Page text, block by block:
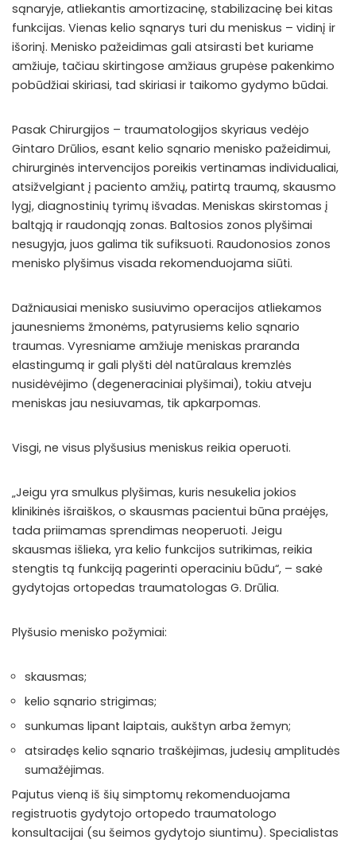
sąnaryje, atliekantis amortizacinę, stabilizacinę bei kitas
funkcijas. Vienas kelio sąnarys turi du meniskus – vidinį ir
išorinį. Menisko pažeidimas gali atsirasti bet kuriame
amžiuje, tačiau skirtingose amžiaus grupėse pakenkimo
pobūdžiai skiriasi, tad skiriasi ir taikomo gydymo būdai.
Pasak Chirurgijos – traumatologijos skyriaus vedėjo
Gintaro Drūlios, esant kelio sąnario menisko pažeidimui,
chirurginės intervencijos poreikis vertinamas individualiai,
atsižvelgiant į paciento amžių, patirtą traumą, skausmo
lygį, diagnostinių tyrimų išvadas. Meniskas skirstomas į
baltąją ir raudonąją zonas. Baltosios zonos plyšimai
nesugyja, juos galima tik sufiksuoti. Raudonosios zonos
menisko plyšimus visada rekomenduojama siūti.
Dažniausiai menisko susiuvimo operacijos atliekamos
jaunesniems žmonėms, patyrusiems kelio sąnario
traumas. Vyresniame amžiuje meniskas praranda
elastingumą ir gali plyšti dėl natūralaus kremzlės
nusidėvėjimo (degeneraciniai plyšimai), tokiu atveju
meniskas jau nesiuvamas, tik apkarpomas.
Visgi, ne visus plyšusius meniskus reikia operuoti.
„Jeigu yra smulkus plyšimas, kuris nesukelia jokios
klinikinės išraiškos, o skausmas pacientui būna praėjęs,
tada priimamas sprendimas neoperuoti. Jeigu
skausmas išlieka, yra kelio funkcijos sutrikimas, reikia
stengtis tą funkciją pagerinti operaciniu būdu“, – sakė
gydytojas ortopedas traumatologas G. Drūlia.
Plyšusio menisko požymiai:
skausmas;
kelio sąnario strigimas;
sunkumas lipant laiptais, aukštyn arba žemyn;
atsiradęs kelio sąnario traškėjimas, judesių amplitudės
sumažėjimas.
Pajutus vieną iš šių simptomų rekomenduojama
registruotis gydytojo ortopedo traumatologo
konsultacijai (su šeimos gydytojo siuntimu). Specialistas